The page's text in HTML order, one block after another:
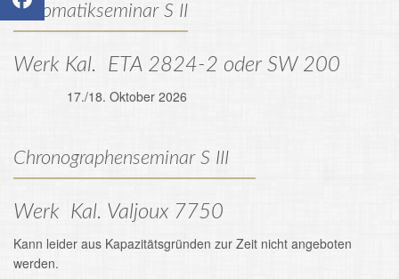
Automatikseminar S II
Werk Kal. ETA 2824-2 oder SW 200
17./18. Oktober 2026
Chronographenseminar S III
Werk Kal. Valjoux 7750
Kann leider aus Kapazitätsgründen zur Zeit nicht angeboten
werden.